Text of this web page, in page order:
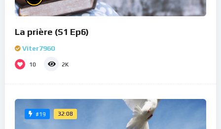
La prière (S1 Ep6)
Viter7960
10 2K
#19 32:08